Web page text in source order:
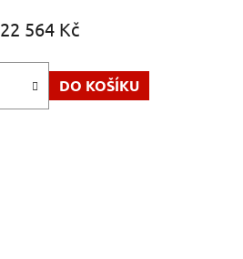
22 564 Kč
DO KOŠÍKU